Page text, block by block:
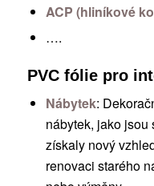
ACP (hliníkové
….
PVC fólie pro
Nábytek:
nábytek, jako jsou
získaly nový
renovaci starého